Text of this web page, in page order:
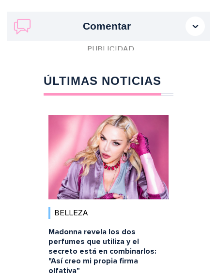
Comentar
ÚLTIMAS NOTICIAS
BELLEZA
Madonna revela los dos
perfumes que utiliza y el
secreto está en combinarlos:
"Así creo mi propia firma
olfativa"